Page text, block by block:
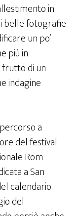
in
belle fotografie
un po’
più in
di un
indagine
a
del festival
Rom
a San
calendario
del